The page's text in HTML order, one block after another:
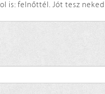
is: felnőttél. Jót tesz